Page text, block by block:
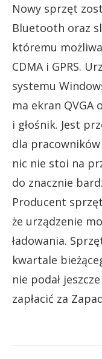
Nowy sprzęt
Bluetooth oraz
któremu
CDMA i GPRS.
systemu
ma ekran
i głośnik. Jest
dla
nic nie stoi na
do znacznie
Producent
że urządzenie
ładowania.
kwartale
nie podał
zapłacić za